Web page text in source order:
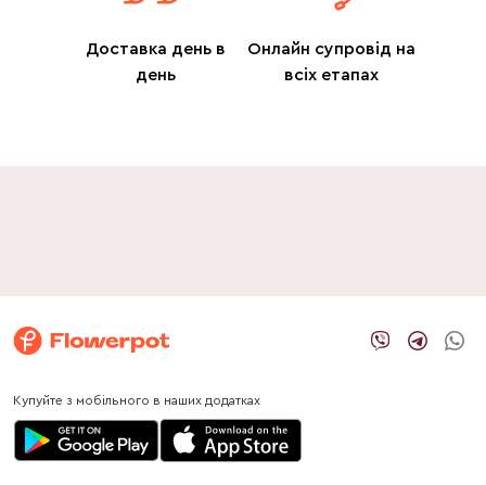
Доставка день в
день
Онлайн супровід на
всіх етапах
Купуйте з мобільного в наших додатках